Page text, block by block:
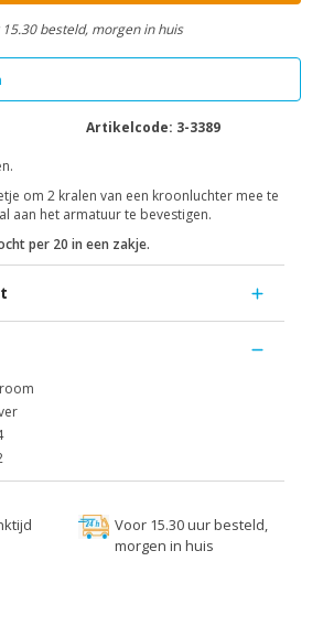
15.30 besteld, morgen in huis
Artikelcode: 3-3389
om 2 kralen van een kroonluchter mee te
aan het armatuur te bevestigen.
per 20 in een zakje.
Voor 15.30 uur besteld,
morgen in huis